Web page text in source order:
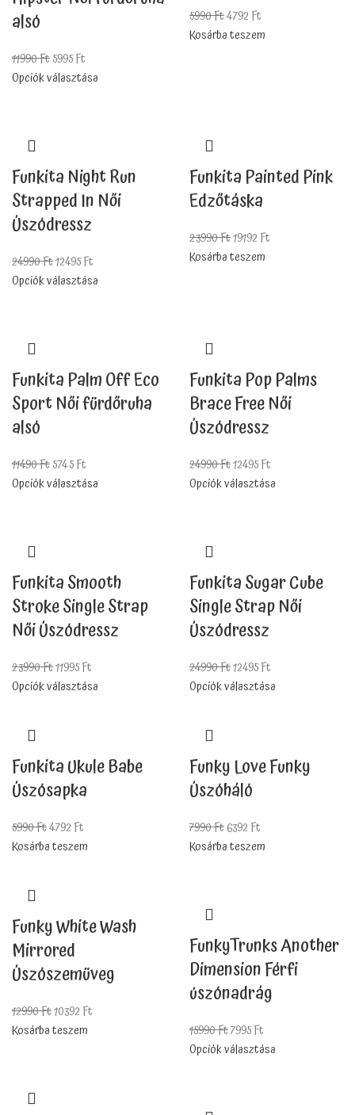
alsó
11990Ft5995Ft
Opciók választása
5990Ft4792 Ft
Kosárba teszem
Funkita Night Run
Strapped In Női
Úszódressz
24990Ft12495Ft
Opciók választása
Funkita Painted Pink
Edzőtáska
23990Ft19192 Ft
Kosárba teszem
Funkita Palm Off Eco
Sport Női fürdőruha
alsó
11490Ft5745Ft
Opciók választása
Funkita Pop Palms
Brace Free Női
Úszódressz
24990Ft12495Ft
Opciók választása
Funkita Smooth
Stroke Single Strap
Női Úszódressz
23990Ft11995Ft
Opciók választása
Funkita Sugar Cube
Single Strap Női
Úszódressz
24990Ft12495Ft
Opciók választása
Funkita Ukule Babe
Úszósapka
5990Ft4792 Ft
Kosárba teszem
Funky Love Funky
Úszóháló
7990Ft6392 Ft
Kosárba teszem
Funky White Wash
Mirrored
Úszószemüveg
12990Ft10392 Ft
Kosárba teszem
FunkyTrunks Another
Dimension Férfi
úszónadrág
15990Ft7995Ft
Opciók választása